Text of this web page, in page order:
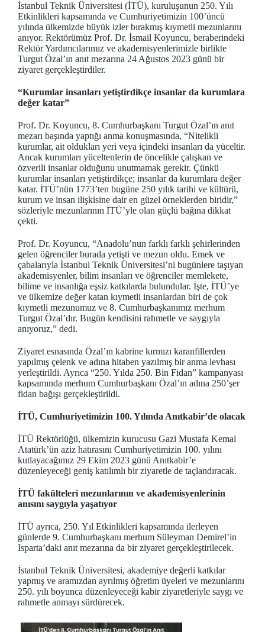
İstanbul Teknik Üniversitesi (İTÜ), kuruluşunun 250. Yılı
Etkinlikleri kapsamında ve Cumhuriyetimizin 100’üncü
yılında ülkemizde büyük izler bırakmış kıymetli mezunlarını
anıyor. Rektörümüz Prof. Dr. İsmail Koyuncu, beraberindeki
Rektör Yardımcılarımız ve akademisyenlerimizle birlikte
Turgut Özal’ın anıt mezarına 24 Ağustos 2023 günü bir
ziyaret gerçekleştirdiler.
“Kurumlar insanları yetiştirdikçe insanlar da kurumlara
değer katar”
Prof. Dr. Koyuncu, 8. Cumhurbaşkanı Turgut Özal’ın anıt
mezarı başında yaptığı anma konuşmasında, “Nitelikli
kurumlar, ait oldukları yeri veya içindeki insanları da yüceltir.
Ancak kurumları yüceltenlerin de öncelikle çalışkan ve
özverili insanlar olduğunu unutmamak gerekir. Çünkü
kurumlar insanları yetiştirdikçe; insanlar da kurumlara değer
katar. İTÜ’nün 1773’ten bugüne 250 yılık tarihi ve kültürü,
kurum ve insan ilişkisine dair en güzel örneklerden biridir,”
sözleriyle mezunlarının İTÜ’yle olan güçlü bağına dikkat
çekti.
Prof. Dr. Koyuncu, “Anadolu’nun farklı farklı şehirlerinden
gelen öğrenciler burada yetişti ve mezun oldu. Emek ve
çabalarıyla İstanbul Teknik Üniversitesi’ni bugünlere taşıyan
akademisyenler, bilim insanları ve öğrenciler memlekete,
bilime ve insanlığa eşsiz katkılarda bulundular. İşte, İTÜ’ye
ve ülkemize değer katan kıymetli insanlardan biri de çok
kıymetli mezunumuz ve 8. Cumhurbaşkanımız merhum
Turgut Özal’dır. Bugün kendisini rahmetle ve saygıyla
anıyoruz,” dedi.
Ziyaret esnasında Özal’ın kabrine kırmızı karanfillerden
yapılmış çelenk ve adına hitaben yazılmış bir anma levhası
yerleştirildi. Ayrıca “250. Yılda 250. Bin Fidan” kampanyası
kapsamında merhum Cumhurbaşkanı Özal’ın adına 250’şer
fidan bağışı gerçekleştirildi.
İTÜ, Cumhuriyetimizin 100. Yılında Anıtkabir’de olacak
İTÜ Rektörlüğü, ülkemizin kurucusu Gazi Mustafa Kemal
Atatürk’ün aziz hatırasını Cumhuriyetimizin 100. yılını
kutlayacağımız 29 Ekim 2023 günü Anıtkabir’e
düzenleyeceği geniş katılımlı bir ziyaretle de taçlandıracak.
İTÜ fakülteleri mezunlarının ve akademisyenlerinin
anısını saygıyla yaşatıyor
İTÜ ayrıca, 250. Yıl Etkinlikleri kapsamında ilerleyen
günlerde 9. Cumhurbaşkanı merhum Süleyman Demirel’in
Isparta’daki anıt mezarına da bir ziyaret gerçekleştirilecek.
İstanbul Teknik Üniversitesi, akademiye değerli katkılar
yapmış ve aramızdan ayrılmış öğretim üyeleri ve mezunlarını
250. yılı boyunca düzenleyeceği kabir ziyaretleriyle saygı ve
rahmetle anmayı sürdürecek.